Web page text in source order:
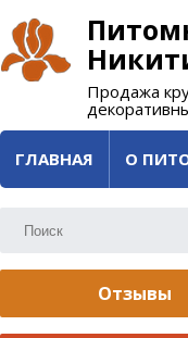
Продажа
ГЛАВНАЯ О
Отзывы